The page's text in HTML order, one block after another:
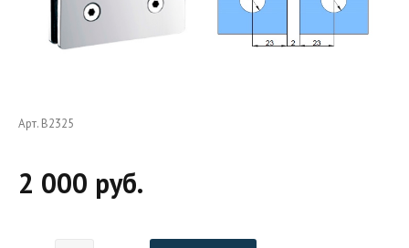
Арт. B2325
2 000 руб.